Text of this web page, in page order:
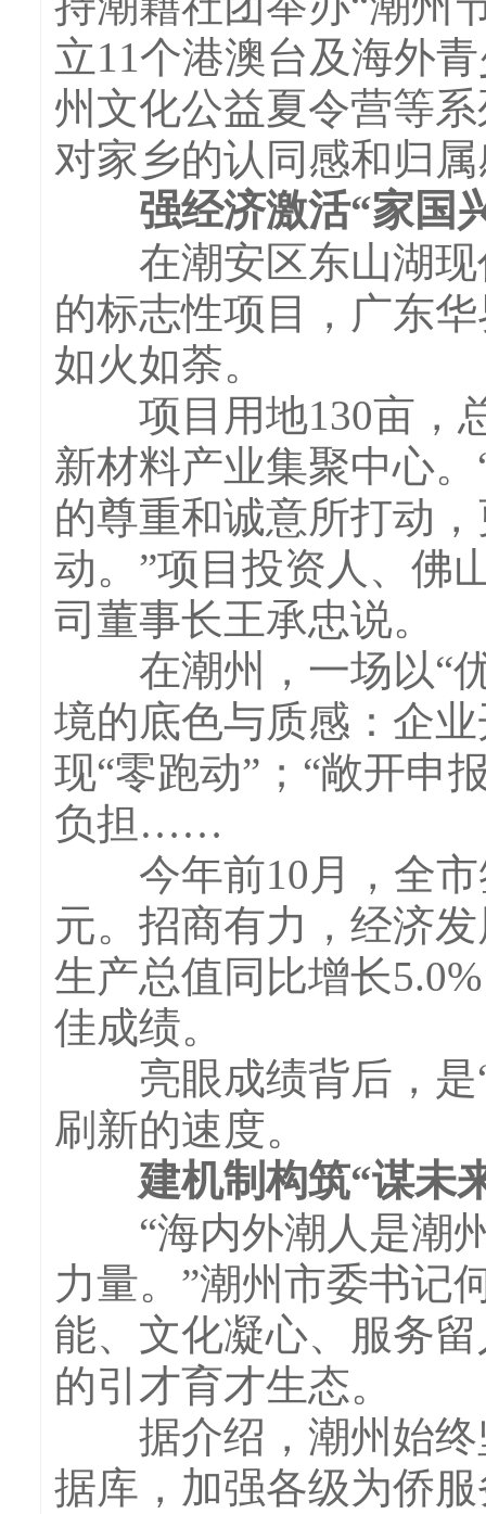
立11个港澳台及海外
州文化公益夏令营等
对家乡的认同感和归
强经济激活“家国
在潮安区东山湖现
的标志性项目，广东
如火如荼。
项目用地130亩，总
新材料产业集聚中心
的尊重和诚意所打动
动。”项目投资人、佛
司董事长王承忠说。
在潮州，一场以“优
境的底色与质感：企
现“零跑动”；“敞开申
负担……
今年前10月，全市
元。招商有力，经济
生产总值同比增长
佳成绩。
亮眼成绩背后，是“
刷新的速度。
建机制构筑“谋未
“海内外潮人是潮州
力量。”潮州市委书记
能、文化凝心、服务
的引才育才生态。
据介绍，潮州始终
据库，加强各级为侨